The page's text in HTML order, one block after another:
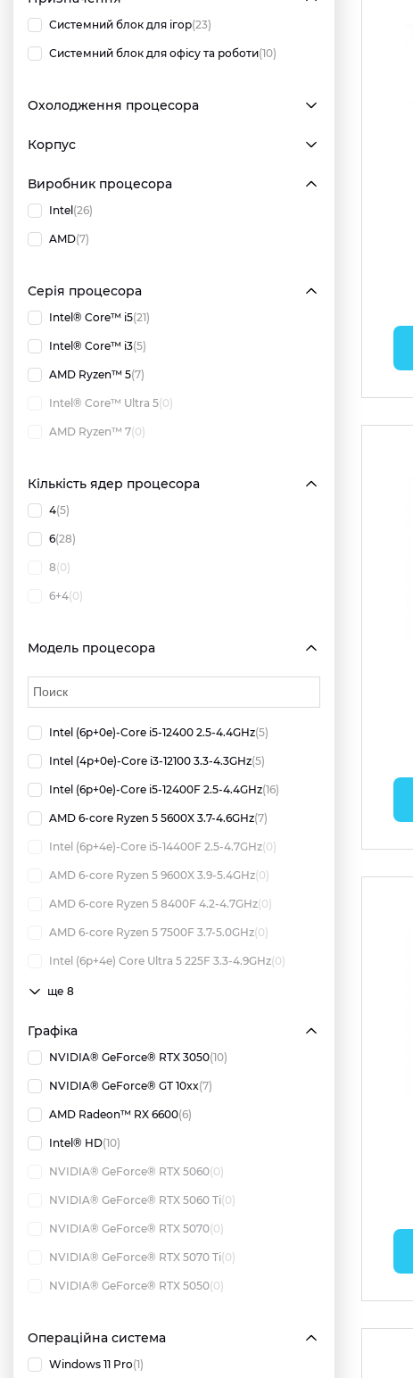
Системний блок для ігор(23)
Системний блок для офісу та роботи(10)
Охолодження процесора
Корпус
Виробник процесора
Intel (26)
AMD(7)
Серія процесора
Intel® Core™ i5(21)
Intel® Core™ i3(5)
AMD Ryzen™ 5(7)
Intel® Core™ Ultra 5(0)
AMD Ryzen™ 7(0)
Кількість ядер процесора
4(5)
6(28)
8(0)
6+4(0)
Модель процесора
Intel (6p+0e)-Core i5-12400 2.5-4.4GHz(5)
Intel (4p+0e)-Core i3-12100 3.3-4.3GHz(5)
Intel (6p+0e)-Core i5-12400F 2.5-4.4GHz(16)
AMD 6-core Ryzen 5 5600X 3.7-4.6GHz(7)
Intel (6p+4e)-Core i5-14400F 2.5-4.7GHz(0)
AMD 6-core Ryzen 5 9600X 3.9-5.4GHz(0)
AMD 6-core Ryzen 5 8400F 4.2-4.7GHz(0)
AMD 6-core Ryzen 5 7500F 3.7-5.0GHz(0)
Intel (6p+4e) Core Ultra 5 225F 3.3-4.9GHz(0)
ще 8
Графіка
NVIDIA® GeForce® RTX 3050(10)
NVIDIA® GeForce® GT 10xx(7)
AMD Radeon™ RX 6600(6)
Intel® HD(10)
NVIDIA® GeForce® RTX 5060(0)
NVIDIA® GeForce® RTX 5060 Ti(0)
NVIDIA® GeForce® RTX 5070(0)
NVIDIA® GeForce® RTX 5070 Ti(0)
NVIDIA® GeForce® RTX 5050(0)
Операційна система
Windows 11 Pro(1)